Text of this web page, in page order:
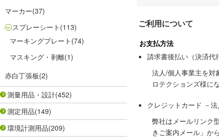
マーカー(37)
スプレーシート (113)
マーキングプレート (74)
マスキング・剥離(1)
赤白丁張板(2)
測量用品・設計(452)
測定用品(149)
環境計測用品(209)
ご利用について
お支払方法
請求書後払い（決済代
法人/個人事業主を対
ロテクションズ様に
クレジットカード －
弊社はメールリンク
きご案内メール」か